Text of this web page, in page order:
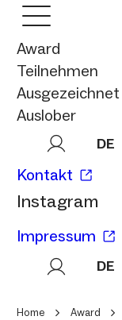
Award
Teilnehmen
Ausgezeichnet
Auslober
DE
Kontakt
Instagram
Impressum
DE
Home Award